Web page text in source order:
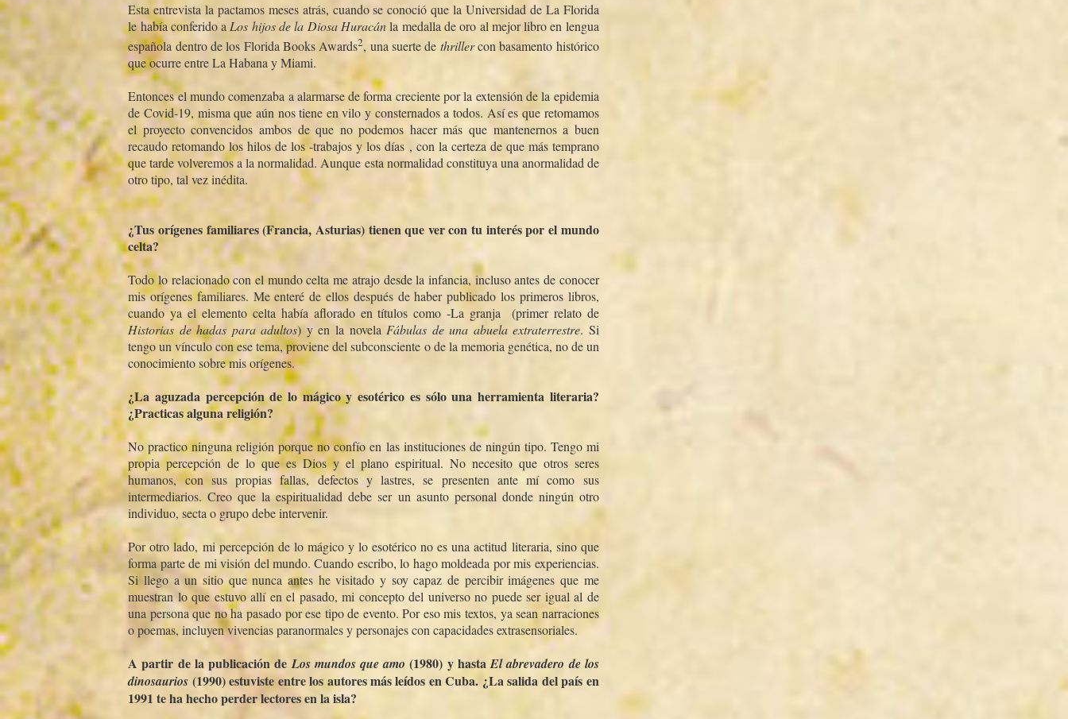
Esta entrevista la pactamos meses atrás, cuando se conoció que la Universidad de La Florida
le habí­a conferido a Los hijos de la Diosa Huracánla medalla de oro al mejor libro en lengua
española dentro de los Florida Books Awards2, una suerte de thrillercon basamento histórico
que ocurre entre La Habana y Miami.
Entonces el mundo comenzaba a alarmarse de forma creciente por la extensión de la epidemia
de Covid-19, misma que aún nos tiene en vilo y consternados a todos. Así­ es que retomamos
el proyecto convencidos ambos de que no podemos hacer más que mantenernos a buen
recaudo retomando los hilos de los -trabajos y los dí­as , con la certeza de que más temprano
que tarde volveremos a la normalidad. Aunque esta normalidad constituya una anormalidad de
otro tipo, tal vez inédita.
¿Tus orí­genes familiares (Francia, Asturias) tienen que ver con tu interés por el mundo
celta?
Todo lo relacionado con el mundo celta me atrajo desde la infancia, incluso antes de conocer
mis orí­genes familiares. Me enteré de ellos después de haber publicado los primeros libros,
cuando ya el elemento celta habí­a aflorado en tí­tulos como -La granja  (primer relato de
Historias de hadas para adultos) y en la novelaFábulas de una abuela extraterrestre. Si
tengo un ví­nculo con ese tema, proviene del subconsciente o de la memoria genética, no de un
conocimiento sobre mis orí­genes.
¿La aguzada percepción de lo mágico y esotérico es sólo una herramienta literaria?
¿Practicas alguna religión?
No practico ninguna religión porque no confí­o en las instituciones de ningún tipo. Tengo mi
propia percepción de lo que es Dios y el plano espiritual. No necesito que otros seres
humanos, con sus propias fallas, defectos y lastres, se presenten ante mí­ como sus
intermediarios. Creo que la espiritualidad debe ser un asunto personal donde ningún otro
individuo, secta o grupo debe intervenir.
Por otro lado, mi percepción de lo mágico y lo esotérico no es una actitud literaria, sino que
forma parte de mi visión del mundo. Cuando escribo, lo hago moldeada por mis experiencias.
Si llego a un sitio que nunca antes he visitado y soy capaz de percibir imágenes que me
muestran lo que estuvo allí­ en el pasado, mi concepto del universo no puede ser igual al de
una persona que no ha pasado por ese tipo de evento. Por eso mis textos, ya sean narraciones
o poemas, incluyen vivencias paranormales y personajes con capacidades extrasensoriales.
A partir de la publicación deLos mundos que amo (1980) y hastaEl abrevadero de los
dinosaurios (1990) estuviste entre los autores más leí­dos en Cuba. ¿La salida del paí­s en
1991 te ha hecho perder lectores en la isla?